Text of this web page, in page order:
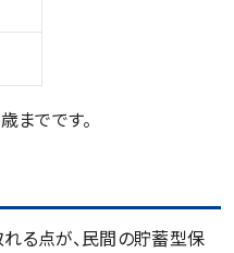
までです。
る点が、民間の貯蓄型保